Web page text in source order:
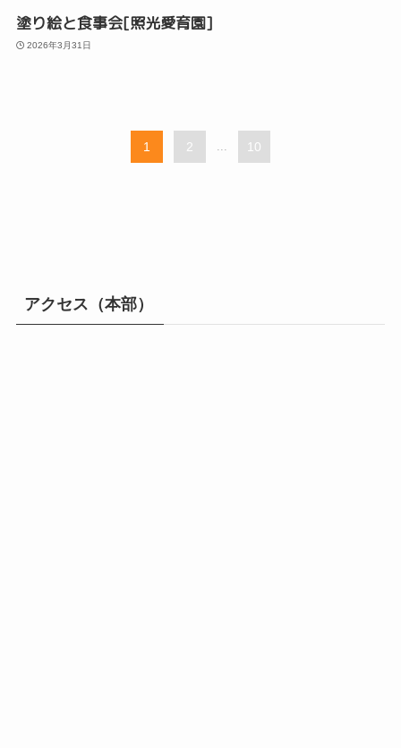
塗り絵と食事会[照光愛育園]
2026年3月31日
1 2 ... 10
アクセス（本部）